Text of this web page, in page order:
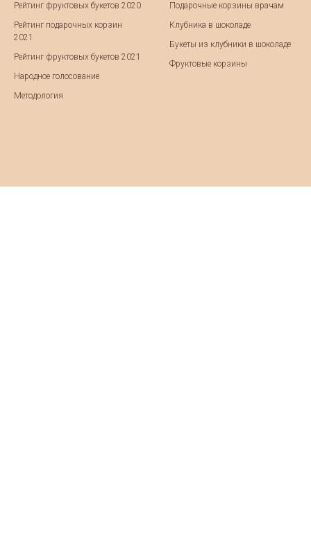
Рейтинг фруктовых букетов 2020
Рейтинг подарочных корзин
2021
Рейтинг фруктовых букетов 2021
Народное голосование
Методология
Подарочные корзины врачам
Клубника в шоколаде
Букеты из клубники в шоколаде
Фруктовые корзины